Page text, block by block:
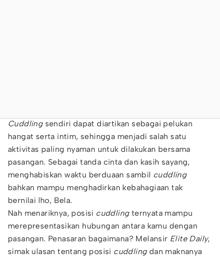
Cuddlingsendiri dapat diartikan sebagai pelukan
hangat serta intim, sehingga menjadi salah satu
aktivitas paling nyaman untuk dilakukan bersama
pasangan. Sebagai tanda cinta dan kasih sayang,
menghabiskan waktu berduaan sambil cuddling
bahkan mampu menghadirkan kebahagiaan tak
bernilai lho, Bela.
Nah menariknya, posisi cuddlingternyata mampu
merepresentasikan hubungan antara kamu dengan
pasangan. Penasaran bagaimana? Melansir Elite Daily,
simak ulasan tentang posisi cuddlingdan maknanya